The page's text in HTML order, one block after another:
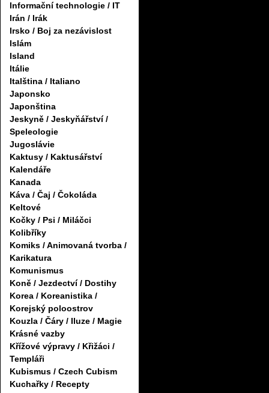
Informační technologie / IT
Irán / Irák
Irsko / Boj za nezávislost
Islám
Island
Itálie
Italština / Italiano
Japonsko
Japonština
Jeskyně / Jeskyňářství /
Speleologie
Jugoslávie
Kaktusy / Kaktusářství
Kalendáře
Kanada
Káva / Čaj / Čokoláda
Keltové
Kočky / Psi / Miláčci
Kolibříky
Komiks / Animovaná tvorba /
Karikatura
Komunismus
Koně / Jezdectví / Dostihy
Korea / Koreanistika /
Korejský poloostrov
Kouzla / Čáry / Iluze / Magie
Krásné vazby
Křížové výpravy / Křižáci /
Templáři
Kubismus / Czech Cubism
Kuchařky / Recepty